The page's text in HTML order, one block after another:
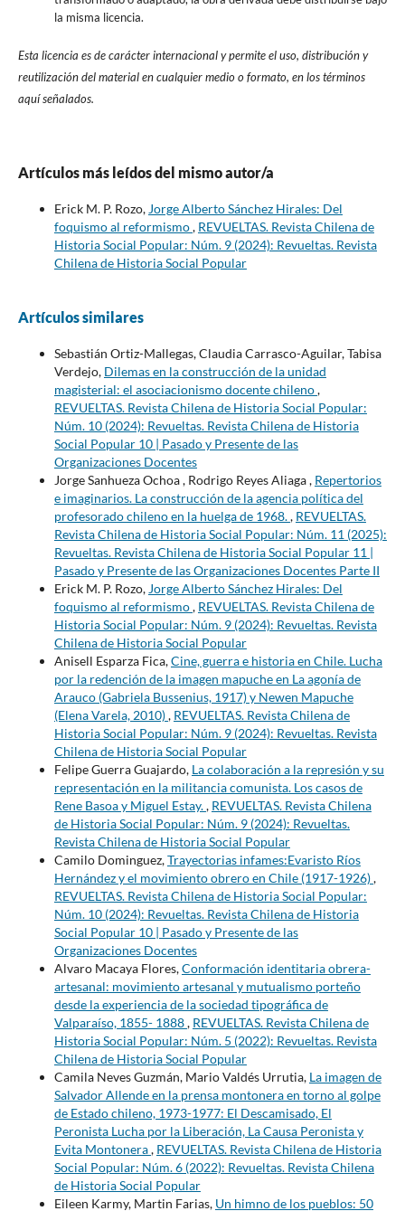
la misma licencia.
Esta licencia es de carácter internacional y permite el uso, distribución y
reutilización del material en cualquier medio o formato, en los términos
aquí señalados.
Artículos más leídos del mismo autor/a
Erick M. P. Rozo, Jorge Alberto Sánchez Hirales: Del
foquismo al reformismo, REVUELTAS. Revista Chilena de
Historia Social Popular: Núm. 9 (2024): Revueltas. Revista
Chilena de Historia Social Popular
Artículos similares
Sebastián Ortiz-Mallegas, Claudia Carrasco-Aguilar, Tabisa
Verdejo, Dilemas en la construcción de la unidad
magisterial: el asociacionismo docente chileno,
REVUELTAS. Revista Chilena de Historia Social Popular:
Núm. 10 (2024): Revueltas. Revista Chilena de Historia
Social Popular 10 | Pasado y Presente de las
Organizaciones Docentes
Jorge Sanhueza Ochoa , Rodrigo Reyes Aliaga , Repertorios
e imaginarios. La construcción de la agencia política del
profesorado chileno en la huelga de 1968., REVUELTAS.
Revista Chilena de Historia Social Popular: Núm. 11 (2025):
Revueltas. Revista Chilena de Historia Social Popular 11 |
Pasado y Presente de las Organizaciones Docentes Parte II
Erick M. P. Rozo, Jorge Alberto Sánchez Hirales: Del
foquismo al reformismo, REVUELTAS. Revista Chilena de
Historia Social Popular: Núm. 9 (2024): Revueltas. Revista
Chilena de Historia Social Popular
Anisell Esparza Fica,Cine, guerra e historia en Chile. Lucha
por la redención de la imagen mapuche en La agonía de
Arauco (Gabriela Bussenius, 1917) y Newen Mapuche
(Elena Varela, 2010), REVUELTAS. Revista Chilena de
Historia Social Popular: Núm. 9 (2024): Revueltas. Revista
Chilena de Historia Social Popular
Felipe Guerra Guajardo, La colaboración a la represión y su
representación en la militancia comunista. Los casos de
Rene Basoa y Miguel Estay., REVUELTAS. Revista Chilena
de Historia Social Popular: Núm. 9 (2024): Revueltas.
Revista Chilena de Historia Social Popular
Camilo Dominguez,Trayectorias infames:Evaristo Ríos
Hernández y el movimiento obrero en Chile (1917-1926),
REVUELTAS. Revista Chilena de Historia Social Popular:
Núm. 10 (2024): Revueltas. Revista Chilena de Historia
Social Popular 10 | Pasado y Presente de las
Organizaciones Docentes
Alvaro Macaya Flores,Conformación identitaria obrera-
artesanal: movimiento artesanal y mutualismo porteño
desde la experiencia de la sociedad tipográfica de
Valparaíso, 1855- 1888, REVUELTAS. Revista Chilena de
Historia Social Popular: Núm. 5 (2022): Revueltas. Revista
Chilena de Historia Social Popular
Camila Neves Guzmán, Mario Valdés Urrutia, La imagen de
Salvador Allende en la prensa montonera en torno al golpe
de Estado chileno, 1973-1977: El Descamisado, El
Peronista Lucha por la Liberación, La Causa Peronista y
Evita Montonera, REVUELTAS. Revista Chilena de Historia
Social Popular: Núm. 6 (2022): Revueltas. Revista Chilena
de Historia Social Popular
Eileen Karmy, Martin Farias, Un himno de los pueblos: 50